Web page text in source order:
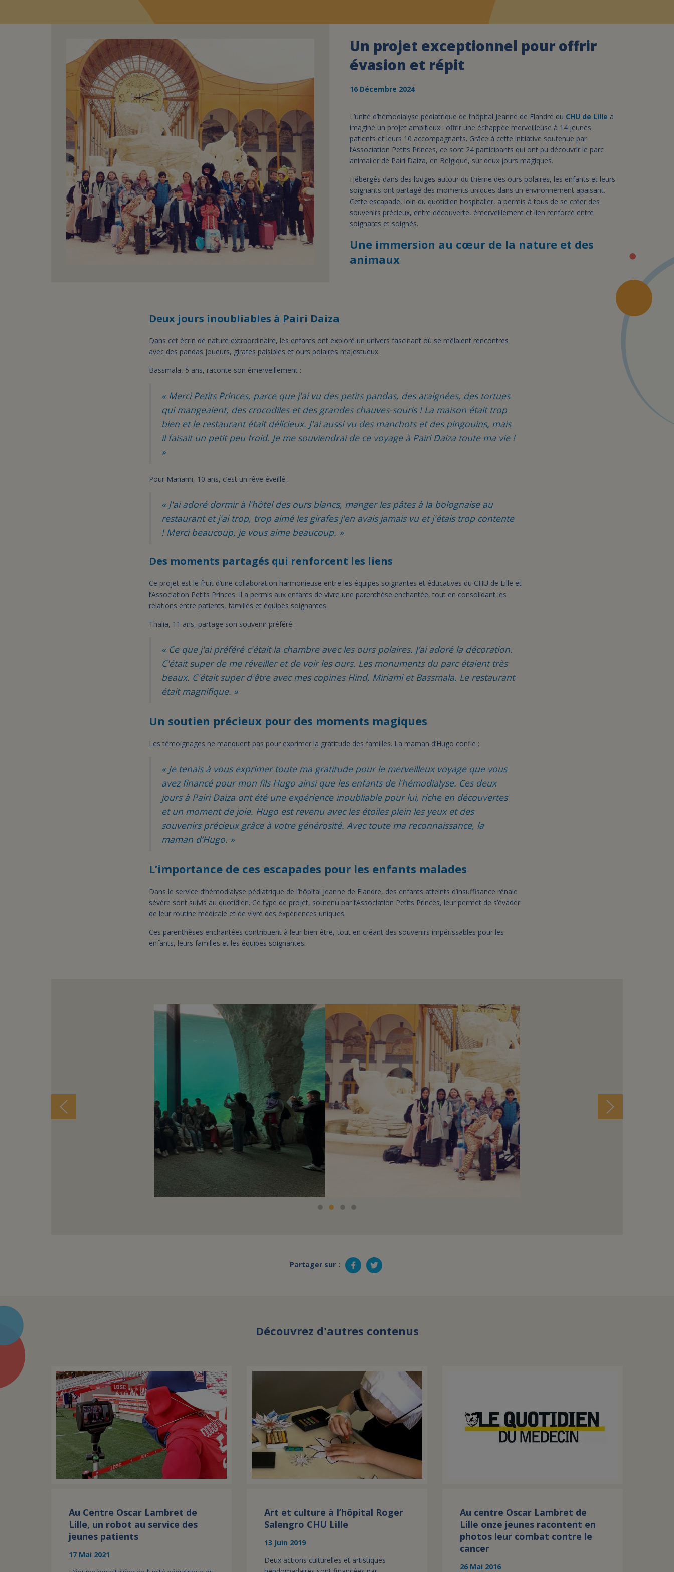
Un projet exceptionnel pour offrir
évasion et répit
16 Décembre 2024
L’unité d’hémodialyse pédiatrique de l’hôpital Jeanne de Flandre du CHU de Lille a
imaginé un projet ambitieux : offrir une échappée merveilleuse à 14 jeunes
patients et leurs 10 accompagnants. Grâce à cette initiative soutenue par
l’Association Petits Princes, ce sont 24 participants qui ont pu découvrir le parc
animalier de Pairi Daiza, en Belgique, sur deux jours magiques.
Hébergés dans des lodges autour du thème des ours polaires, les enfants et leurs
soignants ont partagé des moments uniques dans un environnement apaisant.
Cette escapade, loin du quotidien hospitalier, a permis à tous de se créer des
souvenirs précieux, entre découverte, émerveillement et lien renforcé entre
soignants et soignés.
Une immersion au cœur de la nature et des
animaux
Deux jours inoubliables à Pairi Daiza
Dans cet écrin de nature extraordinaire, les enfants ont exploré un univers fascinant où se mêlaient rencontres
avec des pandas joueurs, girafes paisibles et ours polaires majestueux.
Bassmala, 5 ans, raconte son émerveillement :
« Merci Petits Princes, parce que j'ai vu des petits pandas, des araignées, des tortues
qui mangeaient, des crocodiles et des grandes chauves-souris ! La maison était trop
bien et le restaurant était délicieux. J'ai aussi vu des manchots et des pingouins, mais
il faisait un petit peu froid. Je me souviendrai de ce voyage à Pairi Daiza toute ma vie !
»
Pour Mariami, 10 ans, c’est un rêve éveillé :
« J'ai adoré dormir à l'hôtel des ours blancs, manger les pâtes à la bolognaise au
restaurant et j'ai trop, trop aimé les girafes j'en avais jamais vu et j'étais trop contente
! Merci beaucoup, je vous aime beaucoup. »
Des moments partagés qui renforcent les liens
Ce projet est le fruit d’une collaboration harmonieuse entre les équipes soignantes et éducatives du CHU de Lille et
l’Association Petits Princes. Il a permis aux enfants de vivre une parenthèse enchantée, tout en consolidant les
relations entre patients, familles et équipes soignantes.
Thalia, 11 ans, partage son souvenir préféré :
« Ce que j'ai préféré c'était la chambre avec les ours polaires. J’ai adoré la décoration.
C'était super de me réveiller et de voir les ours. Les monuments du parc étaient très
beaux. C'était super d'être avec mes copines Hind, Miriami et Bassmala. Le restaurant
était magnifique. »
Un soutien précieux pour des moments magiques
Les témoignages ne manquent pas pour exprimer la gratitude des familles. La maman d’Hugo confie :
« Je tenais à vous exprimer toute ma gratitude pour le merveilleux voyage que vous
avez financé pour mon fils Hugo ainsi que les enfants de l'hémodialyse. Ces deux
jours à Pairi Daiza ont été une expérience inoubliable pour lui, riche en découvertes
et un moment de joie. Hugo est revenu avec les étoiles plein les yeux et des
souvenirs précieux grâce à votre générosité. Avec toute ma reconnaissance, la
maman d’Hugo. »
L’importance de ces escapades pour les enfants malades
Dans le service d’hémodialyse pédiatrique de l’hôpital Jeanne de Flandre, des enfants atteints d’insuffisance rénale
sévère sont suivis au quotidien. Ce type de projet, soutenu par l’Association Petits Princes, leur permet de s’évader
de leur routine médicale et de vivre des expériences uniques.
Ces parenthèses enchantées contribuent à leur bien-être, tout en créant des souvenirs impérissables pour les
enfants, leurs familles et les équipes soignantes.
Partager sur :
Découvrez d'autres contenus
Au Centre Oscar Lambret de
Lille, un robot au service des
jeunes patients
17 Mai 2021
Art et culture à l’hôpital Roger
Salengro CHU Lille
13 Juin 2019
Deux actions culturelles et artistiques
Au centre Oscar Lambret de
Lille onze jeunes racontent en
photos leur combat contre le
cancer
26 Mai 2016